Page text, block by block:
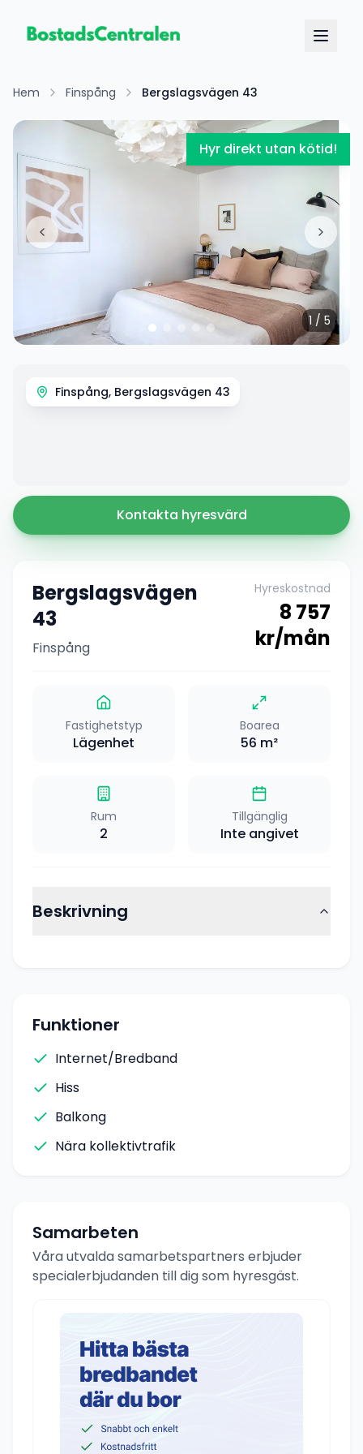
Hem Finspång Bergslagsvägen 43
Hyr direkt utan kötid!
1 / 5
Finspång, Bergslagsvägen 43
Kontakta hyresvärd
Bergslagsvägen
43
Finspång
Hyreskostnad
8 757
kr/mån
Fastighetstyp
Lägenhet
Boarea
56 m²
Rum
2
Tillgänglig
Inte angivet
Beskrivning
Funktioner
Internet/Bredband
Hiss
Balkong
Nära kollektivtrafik
Samarbeten
Våra utvalda samarbetspartners erbjuder
specialerbjudanden till dig som hyresgäst.